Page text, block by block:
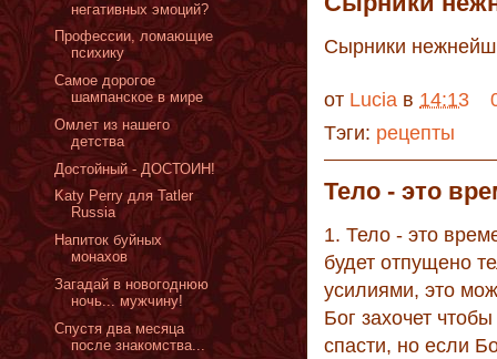
Сырники
от Lucia в 14:13
Тэги: рецепты
Тело - это
1. Тело - это
будет отпущено
усилиями, это
Бог захочет
спасти, но если
негативных эмоций?
Профессии, ломающие
психику
Самое дорогое
шампанское в мире
Омлет из нашего
детства
Достойный - ДОСТОИН!
Katy Perry для Tatler
Russia
Напиток буйных
монахов
Загадай в новогоднюю
ночь... мужчину!
Спустя два месяца
после знакомства...